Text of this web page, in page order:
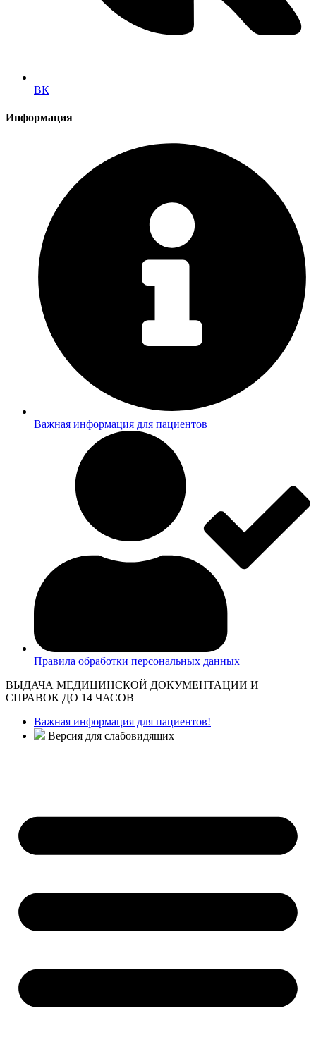
ВК
Информация
Важная информация для пациентов
Правила обработки персональных данных
ВЫДАЧА МЕДИЦИНСКОЙ ДОКУМЕНТАЦИИ И
СПРАВОК ДО 14 ЧАСОВ
Важная информация для пациентов!
Версия для слабовидящих